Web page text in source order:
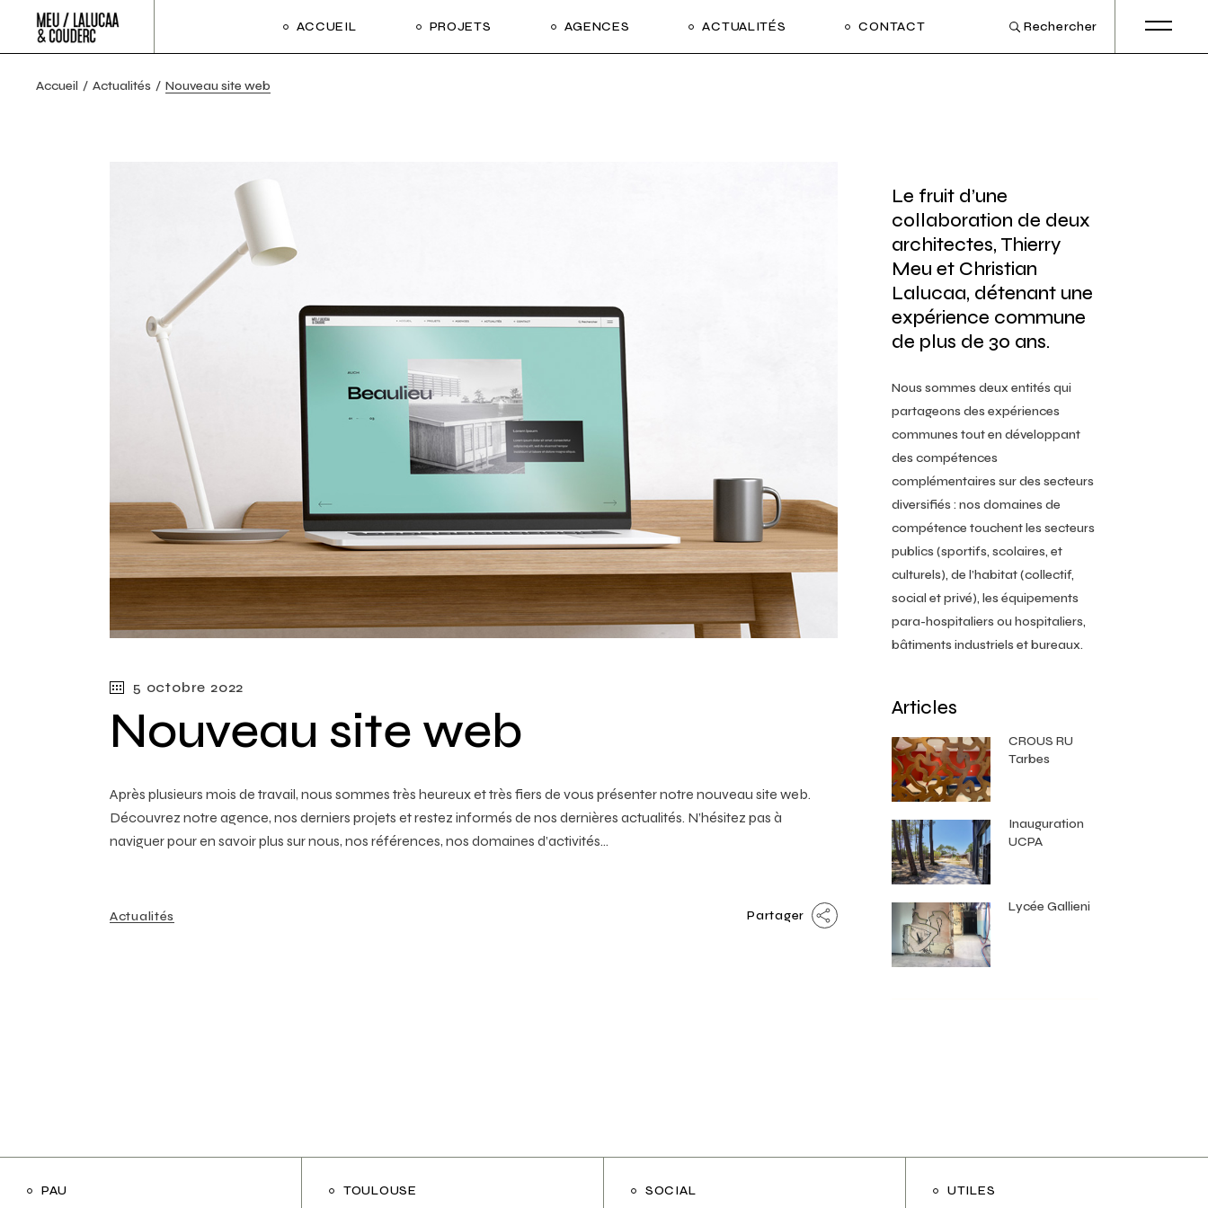
ACCUEIL PROJETS
Tertiaires
AGENCES ACTUALITÉS CONTACT Rechercher
Accueil Actualités Nouveau site web
5 octobre 2022
Nouveau site web
Après plusieurs mois de travail, nous sommes très heureux et très fiers de vous présenter notre nouveau site web.
Découvrez notre agence, nos derniers projets et restez informés de nos dernières actualités. N’hésitez pas à
naviguer pour en savoir plus sur nous, nos références, nos domaines d’activités…
Actualités Partager
Le fruit d’une
collaboration de deux
architectes, Thierry
Meu et Christian
Lalucaa, détenant une
expérience commune
de plus de 30 ans.
Nous sommes deux entités qui
partageons des expériences
communes tout en développant
des compétences
complémentaires sur des secteurs
diversifiés : nos domaines de
compétence touchent les secteurs
publics (sportifs, scolaires, et
culturels), de l’habitat (collectif,
social et privé), les équipements
para-hospitaliers ou hospitaliers,
bâtiments industriels et bureaux.
Articles
CROUS RU
Tarbes
Inauguration
UCPA
Lycée Gallieni
PAU TOULOUSE SOCIAL UTILES